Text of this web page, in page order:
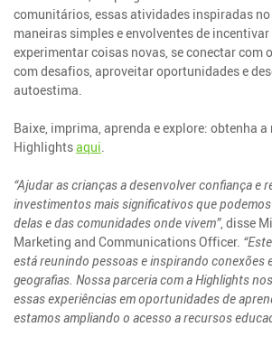
comunitários, essas atividades inspiradas
maneiras simples e envolventes de
experimentar coisas novas, se conectar com
com desafios, aproveitar oportunidades e
autoestima.
Baixe, imprima, aprenda e explore: obtenha
Highlightsaqui.
“Ajudar as crianças a desenvolver confiança e
investimentos mais significativos que
delas e das comunidades onde vivem”, disse
Marketing and Communications Officer.
está reunindo pessoas e inspirando conexões
geografias. Nossa parceria com a Highlights
essas experiências em oportunidades de
estamos ampliando o acesso a recursos